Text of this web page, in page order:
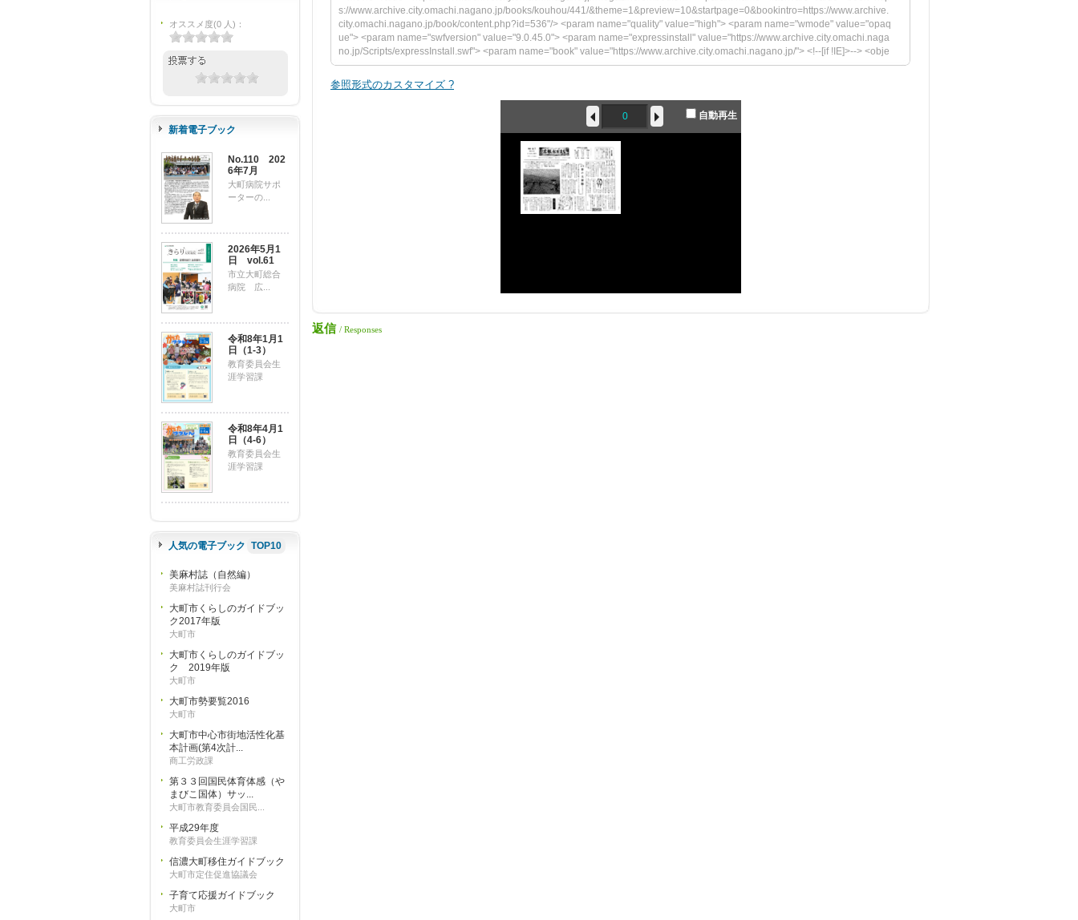
オススメ度(0人) ：
新着電子ブック
No.110 202
6年7月
大町病院サポ
ーターの...
2026年5月1
日 vol.61
市立大町総合
病院 広...
令和8年1月1
日（1-3）
教育委員会生
涯学習課
令和8年4月1
日（4-6）
教育委員会生
涯学習課
人気の電子ブック TOP10
美麻村誌（自然編）
美麻村誌刊行会
大町市くらしのガイドブッ
ク2017年版
大町市
大町市くらしのガイドブッ
ク 2019年版
大町市
大町市勢要覧2016
大町市
大町市中心市街地活性化基
本計画(第4次計...
商工労政課
第３３回国民体育体感（や
まびこ国体）サッ...
大町市教育委員会国民...
平成29年度
教育委員会生涯学習課
信濃大町移住ガイドブック
大町市定住促進協議会
子育て応援ガイドブック
大町市
s://www.archive.city.omachi.nagano.jp/books/kouhou/441/&theme=1&preview=10&startpage=0&bookintro=https://www.archive.
city.omachi.nagano.jp/book/content.php?id=536"/> <param name="quality" value="high"> <param name="wmode" value="opaq
ue"> <param name="swfversion" value="9.0.45.0"> <param name="expressinstall" value="https://www.archive.city.omachi.naga
no.jp/Scripts/expressInstall.swf"> <param name="book" value="https://www.archive.city.omachi.nagano.jp/"> <!--[if !IE]>--> <obje
ct type="application/x-shockwave-flash" data="https://www.archive.city.omachi.nagano.jp/megazine/embed.swf" width="300" hei
ght="241"> <!--<![endif]--> <param name="quality" value="high"> <param name="flashvars" value="book=https://www.archive.cit
y.omachi.nagano.jp/books/kouhou/441/&theme=1&preview=10&startpage=0&bookintro=https://www.archive.city.omachi.nagan
o.jp/book/content.php?id=536"/> <param name="wmode" value="opaque"> <param name="swfversion" value="9.0.45.0"> <par
am name="expressinstall" value="https://www.archive.city.omachi.nagano.jp/Scripts/expressInstall.swf"> <param name="book" v
alue="https://www.archive.city.omachi.nagano.jp/"> <div> <h4>このコンテンツの表示には、Adobe Flash Playerの最新バージョ
ンが必要です。</h4> <p><a href="https://www.adobe.com/go/getflashplayer"><img src="https://www.adobe.com/images/shared/
download_buttons/get_flash_player.gif" alt=" Adobe Flash Playerを取得" width="112" height="33" /></a></p> </div> <!--[if !IE]>--
参照形式のカスタマイズ ?
自動再生
返信 / Responses